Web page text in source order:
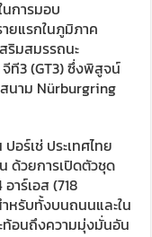
นการมอบ
ยแรกในภูมิภาค
ริมสมรรถนะ
ที3 (GT3) ซึ่งพิสูจน์
นาม Nürburgring
อร์เช่ ประเทศไทย
ด้วยการเปิดตัวชุด
าร์เอส (718
ำหรับทั้งบนถนนและใน
อนถึงความมุ่งมั่นอัน